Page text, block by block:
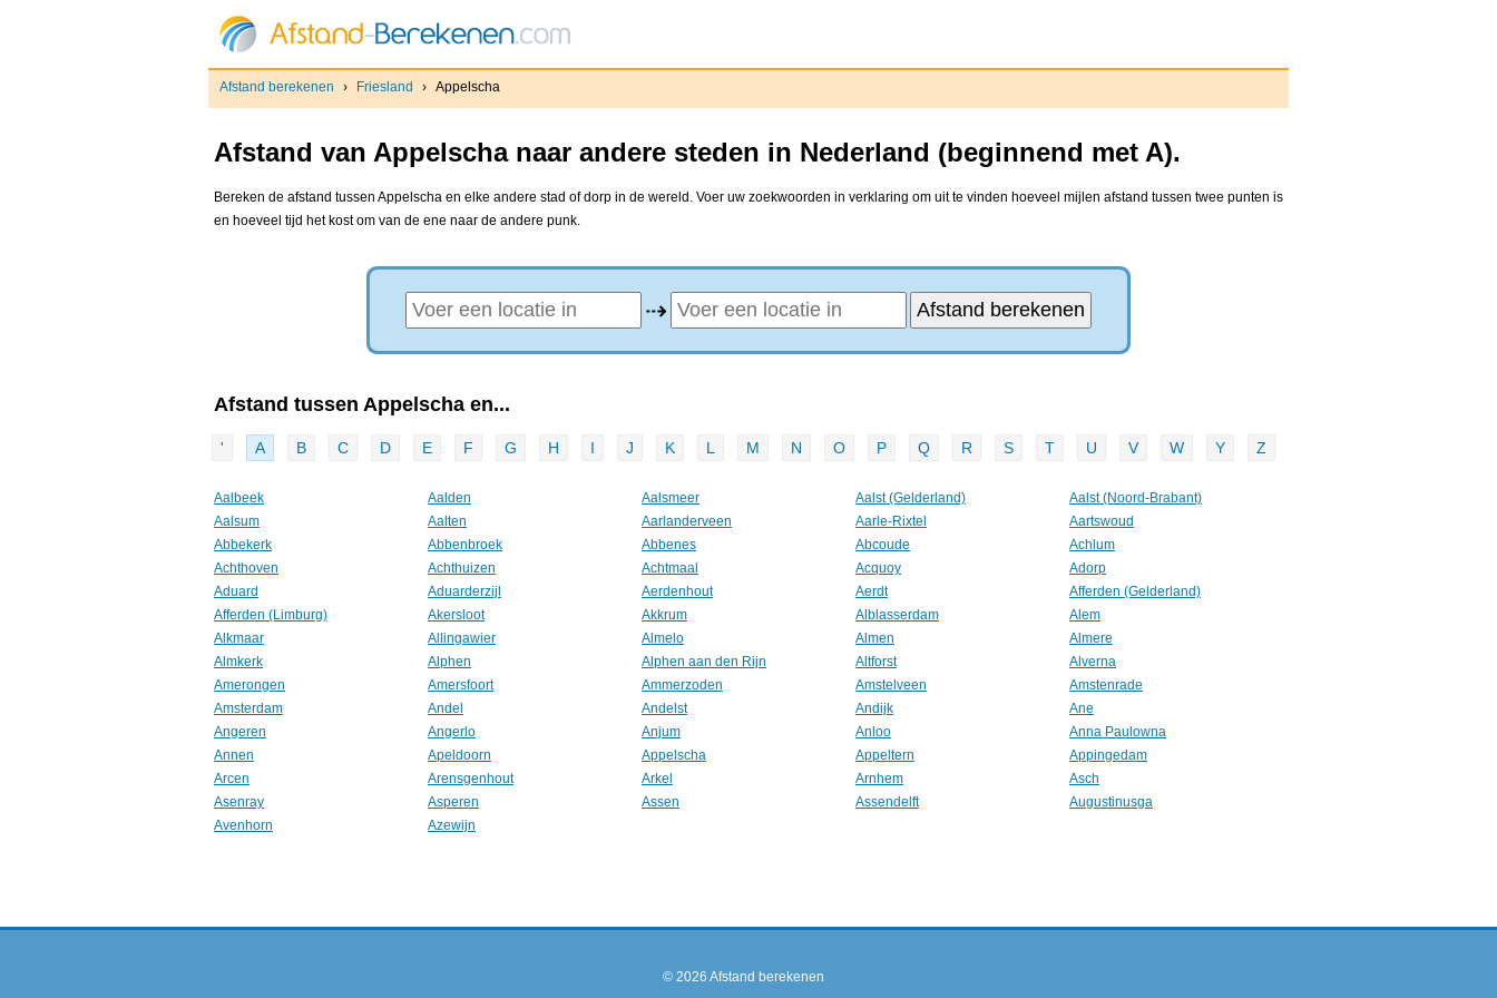
Afstand berekenen › Friesland › Appelscha
Afstand van Appelscha naar andere steden in Nederland (beginnend met A).
Bereken de afstand tussen Appelscha en elke andere stad of dorp in de wereld. Voer uw zoekwoorden in verklaring om uit te vinden hoeveel mijlen afstand tussen twee punten is
en hoeveel tijd het kost om van de ene naar de andere punk.
⇢
Afstand tussen Appelscha en...
' A B C D E F G H I J K L M N O P Q R S T U V W Y Z
Aalbeek Aalden Aalsmeer Aalst (Gelderland)
Aalst (Noord-Brabant)
Aalsum
Aalten Aarlanderveen Aarle-Rixtel
Aartswoud
Abbekerk
Abbenbroek Abbenes Abcoude
Achlum
Achthoven
Achthuizen Achtmaal Acquoy
Adorp
Aduard
Aduarderzijl Aerdenhout Aerdt
Afferden (Gelderland)
Afferden (Limburg)
Akersloot Akkrum Alblasserdam
Alem
Alkmaar
Allingawier Almelo Almen
Almere
Almkerk
Alphen Alphen aan den Rijn Altforst
Alverna
Amerongen
Amersfoort Ammerzoden Amstelveen
Amstenrade
Amsterdam
Andel Andelst Andijk
Ane
Angeren
Angerlo Anjum Anloo
Anna Paulowna
Annen
Apeldoorn Appelscha Appeltern
Appingedam
Arcen
Arensgenhout Arkel Arnhem
Asch
Asenray
Asperen Assen Assendelft
Augustinusga
Avenhorn
Azewijn
© 2026 Afstand berekenen